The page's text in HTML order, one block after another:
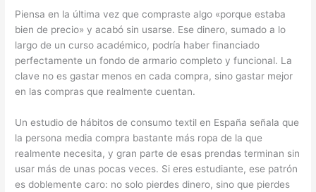
Piensa en la última vez que compraste algo «porque estaba
bien de precio» y acabó sin usarse. Ese dinero, sumado a lo
largo de un curso académico, podría haber financiado
perfectamente un fondo de armario completo y funcional. La
clave no es gastar menos en cada compra, sino gastar mejor
en las compras que realmente cuentan.
Un estudio de hábitos de consumo textil en España señala que
la persona media compra bastante más ropa de la que
realmente necesita, y gran parte de esas prendas terminan sin
usar más de unas pocas veces. Si eres estudiante, ese patrón
es doblemente caro: no solo pierdes dinero, sino que pierdes